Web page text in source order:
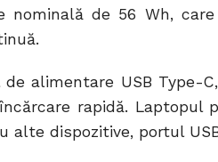
nominală de 56 Wh,
de alimentare USB Type-
rapidă. Laptopul
alte dispozitive, portul